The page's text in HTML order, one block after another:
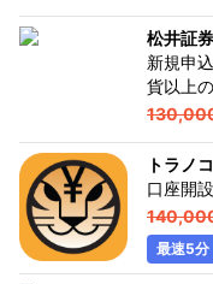
松井証
新規申
貨以上
トラノコ
口座開
最速5分